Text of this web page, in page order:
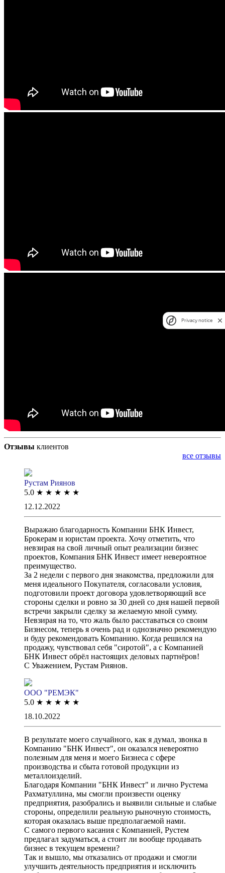
Отзывы клиентов
все отзывы
Рустам Риянов
5.0 ★ ★ ★ ★ ★
12.12.2022
Выражаю благодарность Компании БНК Инвест,
Брокерам и юристам проекта. Хочу отметить, что
невзирая на свой личный опыт реализации бизнес
проектов, Компания БНК Инвест имеет невероятное
преимущество.
За 2 недели с первого дня знакомства, предложили для
меня идеального Покупателя, согласовали условия,
подготовили проект договора удовлетворяющий все
стороны сделки и ровно за 30 дней со дня нашей первой
встречи закрыли сделку за желаемую мной сумму.
Невзирая на то, что жаль было расставаться со своим
Бизнесом, теперь я очень рад и однозначно рекомендую
и буду рекомендовать Компанию. Когда решился на
продажу, чувствовал себя "сиротой", а с Компанией
БНК Инвест обрёл настоящих деловых партнёров!
С Уважением, Рустам Риянов.
ООО "РЕМЭК"
5.0 ★ ★ ★ ★ ★
18.10.2022
В результате моего случайного, как я думал, звонка в
Компанию "БНК Инвест", он оказался невероятно
полезным для меня и моего Бизнеса с сфере
производства и сбыта готовой продукции из
металлоизделий.
Благодаря Компании "БНК Инвест" и лично Рустема
Рахматуллина, мы смогли произвести оценку
предприятия, разобрались и выявили сильные и слабые
стороны, определили реальную рыночную стоимость,
которая оказалась выше предполагаемой нами.
С самого первого касания с Компанией, Рустем
предлагал задуматься, а стоит ли вообще продавать
бизнес в текущем времени?
Так и вышло, мы отказались от продажи и смогли
улучшить деятельность предприятия и исключить
Privacy notice